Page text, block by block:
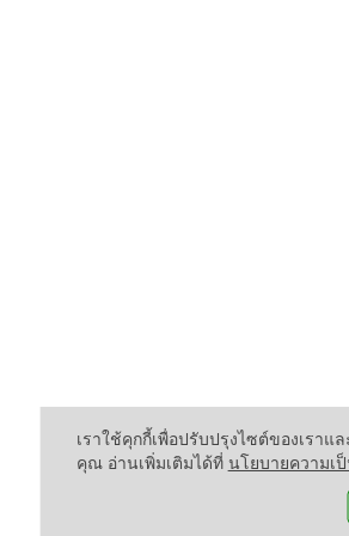
เราใช้คุกกี้เพื่อปรับปรุงไซต์ของเราแ
คุณ อ่านเพิ่มเติมได้ที่ นโยบายความเ